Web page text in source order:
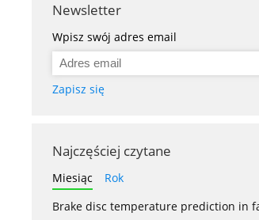
Newsletter
Wpisz swój adres email
Zapisz się
Najczęściej czytane
Miesiąc
Rok
Brake disc temperature prediction in